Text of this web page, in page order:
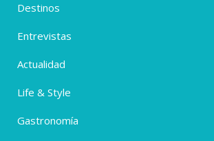
Destinos
Entrevistas
Actualidad
Life & Style
Gastronomía